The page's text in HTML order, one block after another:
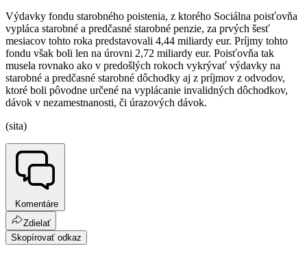
Výdavky fondu starobného poistenia, z ktorého Sociálna poisťovňa
vypláca starobné a predčasné starobné penzie, za prvých šesť
mesiacov tohto roka predstavovali 4,44 miliardy eur. Príjmy tohto
fondu však boli len na úrovni 2,72 miliardy eur. Poisťovňa tak
musela rovnako ako v predošlých rokoch vykrývať výdavky na
starobné a predčasné starobné dôchodky aj z príjmov z odvodov,
ktoré boli pôvodne určené na vyplácanie invalidných dôchodkov,
dávok v nezamestnanosti, či úrazových dávok.
(sita)
Komentáre
Zdielať
Skopírovať odkaz